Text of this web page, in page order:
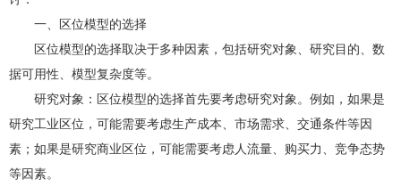
一、区位模型的选择
区位模型的选择取决于多种因素，包括研究对象、研究目的、数
据可用性、模型复杂度等。
研究对象：区位模型的选择首先要考虑研究对象。例如，如果是
研究工业区位，可能需要考虑生产成本、市场需求、交通条件等因
素；如果是研究商业区位，可能需要考虑人流量、购买力、竞争态势
等因素。